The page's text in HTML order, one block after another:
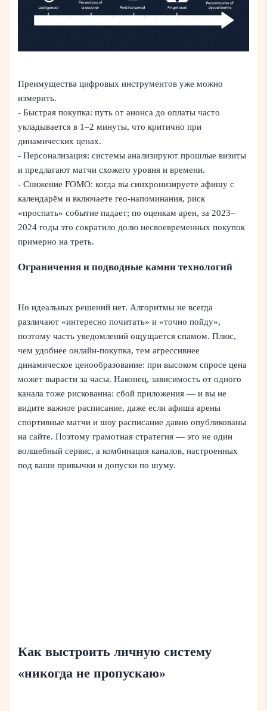
Преимущества цифровых инструментов уже можно
измерить.
- Быстрая покупка: путь от анонса до оплаты часто
укладывается в 1–2 минуты, что критично при
динамических ценах.
- Персонализация: системы анализируют прошлые визиты
и предлагают матчи схожего уровня и времени.
- Снижение FOMO: когда вы синхронизируете афишу с
календарём и включаете гео‑напоминания, риск
«проспать» событие падает; по оценкам арен, за 2023–
2024 годы это сократило долю несвоевременных покупок
примерно на треть.
Ограничения и подводные камни технологий
Но идеальных решений нет. Алгоритмы не всегда
различают «интересно почитать» и «точно пойду»,
поэтому часть уведомлений ощущается спамом. Плюс,
чем удобнее онлайн‑покупка, тем агрессивнее
динамическое ценообразование: при высоком спросе цена
может вырасти за часы. Наконец, зависимость от одного
канала тоже рискованна: сбой приложения — и вы не
видите важное расписание, даже если афиша арены
спортивные матчи и шоу расписание давно опубликованы
на сайте. Поэтому грамотная стратегия — это не один
волшебный сервис, а комбинация каналов, настроенных
под ваши привычки и допуски по шуму.
Как выстроить личную систему
«никогда не пропускаю»